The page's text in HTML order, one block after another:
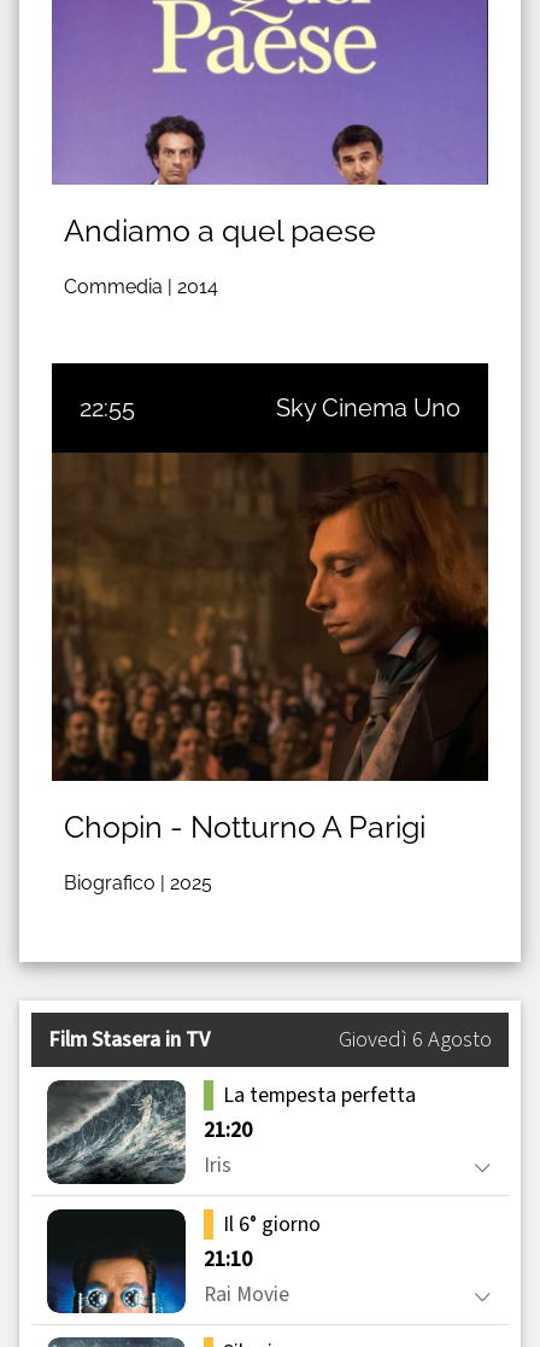
Andiamo a quel paese
Commedia | 2014
22:55 Sky Cinema Uno
Chopin - Notturno A Parigi
Biografico | 2025